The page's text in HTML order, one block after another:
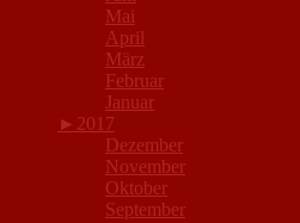
Mai
April
März
Februar
Januar
► 2017
Dezember
November
Oktober
September